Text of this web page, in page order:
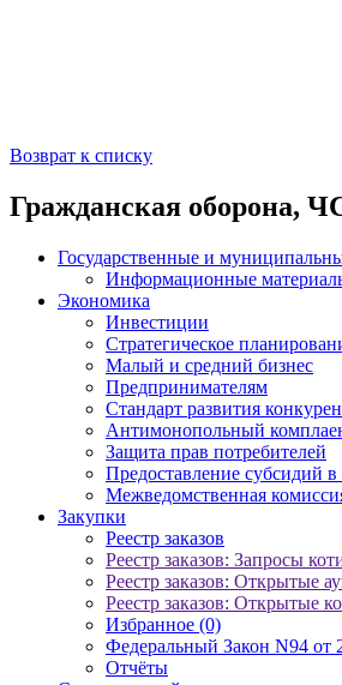
Возврат к списку
Гражданская оборона,
Государственные и
Информационные
Экономика
Инвестиции
Стратегическое
Малый и средний бизнес
Предпринимателям
Стандарт развития
Антимонопольный
Защита прав потребителей
Предоставление субсидий в
Межведомственная
Закупки
Реестр заказов
Реестр заказов: Запросы
Реестр заказов: Открытые
Реестр заказов: Открытые
Избранное (0)
Федеральный Закон N94 от
Отчёты